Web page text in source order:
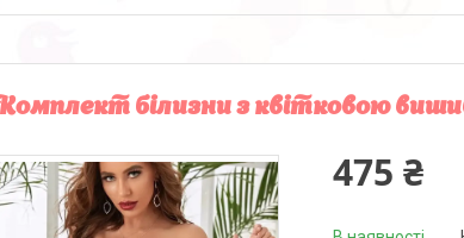
білизни з квітковою
475 ₴